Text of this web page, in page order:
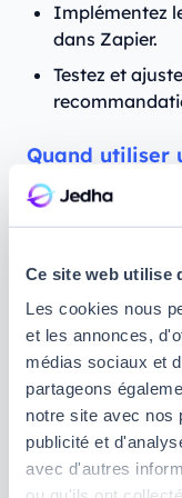
Ce site web utilise
Les cookies nous
et les annonces,
médias sociaux et
partageons
notre site avec nos
publicité et
avec d'autres
Implémentez
dans Zapier.
Testez et
Quand utiliser
Zapier ?
et
Si vous avez
workflows
technique.
Si vous
pour optimiser